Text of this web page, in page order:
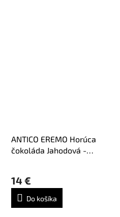
ANTICO EREMO Horúca
čokoláda Jahodová -
14 €
Do košíka